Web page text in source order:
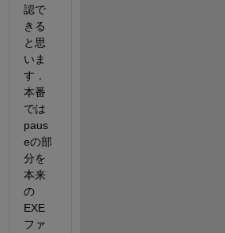
認で
きる
と思
いま
す．
本番
では
paus
eの部
分を
本来
の
EXE
ファ